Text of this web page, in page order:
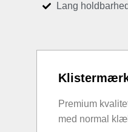
Lang holdbarhed
Premium
med normal